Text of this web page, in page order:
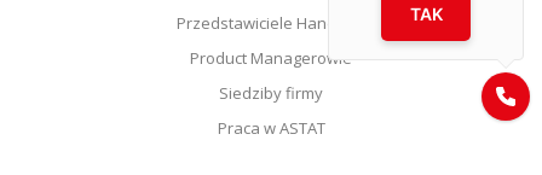
Przedstawiciele Handlowi
Product Managerowie
Siedziby firmy
Praca w ASTAT
TAK